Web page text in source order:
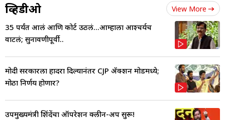
व्हिडीओ View More
35 पर्यंत आलं आणि कोर्ट उठलं...आम्हाला आश्चर्यच
वाटलं; सुनावणीपूर्वी..
मोदी सरकारला हादरा दिल्यानंतर CJP ॲक्शन मोडमध्ये;
मोठा निर्णय होणार?
उपमुख्यमंत्री शिंदेंचा ऑपरेशन क्लीन-अप सुरू!